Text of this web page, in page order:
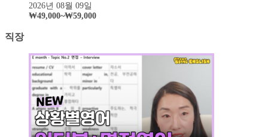
2026년 08월 09일
₩49,000~₩59,000
직장